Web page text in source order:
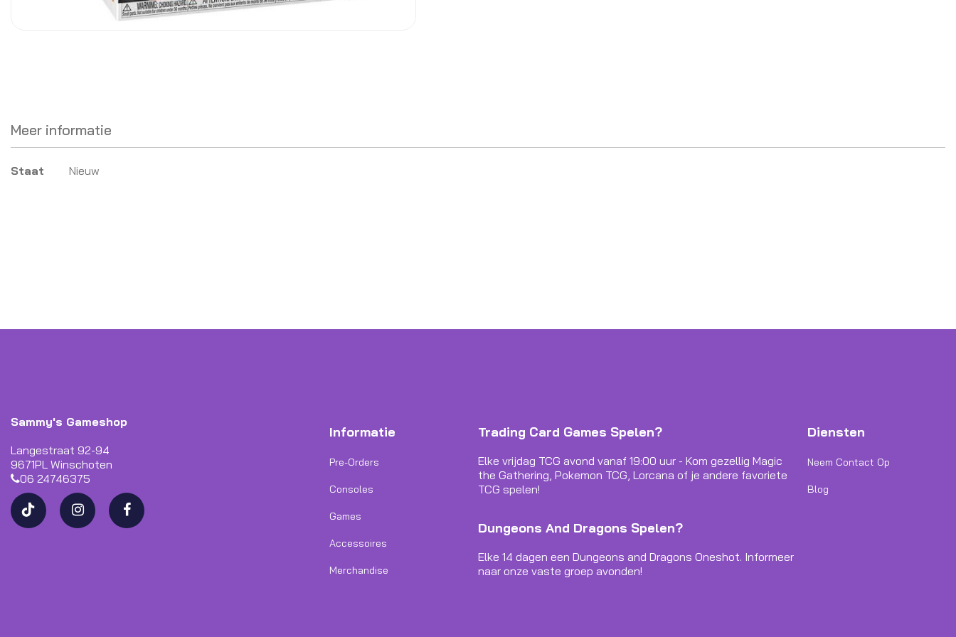
Meer informatie
Meer
Staat Nieuw
Sammy's Gameshop
Langestraat 92-94
9671PL Winschoten
06 24746375
Informatie
Pre-Orders
Consoles
Games
Accessoires
Merchandise
Trading Card Games Spelen?
Elke vrijdag TCG avond vanaf 19:00 uur - Kom gezellig Magic
the Gathering, Pokemon TCG, Lorcana of je andere favoriete
TCG spelen!
Dungeons And Dragons Spelen?
Elke 14 dagen een Dungeons and Dragons Oneshot. Informeer
naar onze vaste groep avonden!
Diensten
Neem Contact Op
Blog